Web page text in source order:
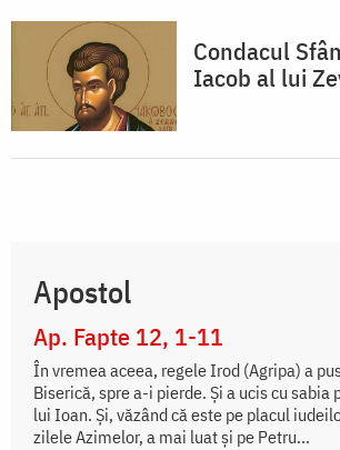
Condacul
Iacob al lui
Apostol
Ap. Fapte 12, 1-11
În vremea aceea, regele Irod (Agripa) a
Biserică, spre a-i pierde. Și a ucis cu sabia
lui Ioan. Și, văzând că este pe placul
zilele Azimelor, a mai luat și pe Petru...